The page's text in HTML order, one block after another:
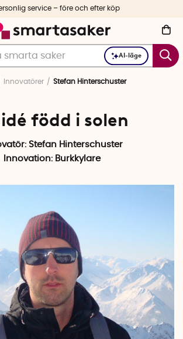
AI-läge
Innovatörer Stefan Hinterschuster
idé född i solen
Stefan Hinterschuster
Innovation: Burkkylare